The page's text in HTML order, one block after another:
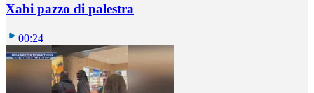
Xabi pazzo di palestra
00:24